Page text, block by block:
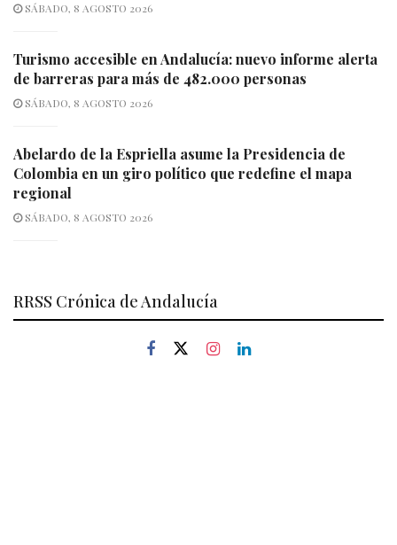
SÁBADO, 8 AGOSTO 2026
Turismo accesible en Andalucía: nuevo informe alerta
de barreras para más de 482.000 personas
SÁBADO, 8 AGOSTO 2026
Abelardo de la Espriella asume la Presidencia de
Colombia en un giro político que redefine el mapa
regional
SÁBADO, 8 AGOSTO 2026
RRSS Crónica de Andalucía